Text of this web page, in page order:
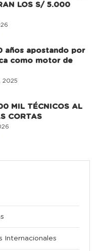
LOS S/ 5.000
años apostando por
como motor de
2025
MIL TÉCNICOS AL
CORTAS
Internacionales